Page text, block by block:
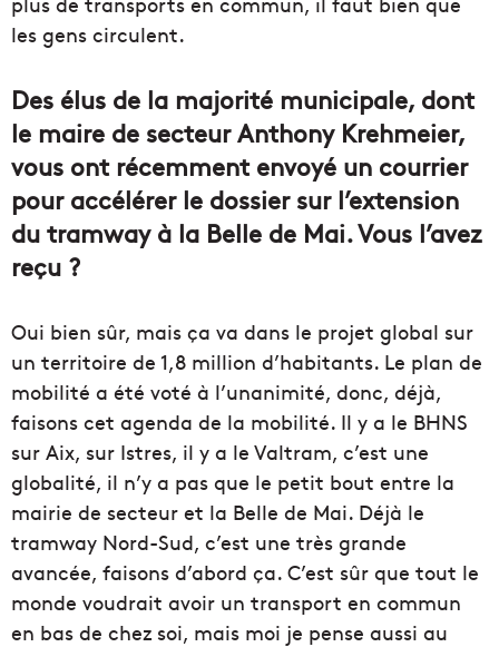
les gens circulent.
Des élus de la majorité municipale, dont
le maire de secteur Anthony Krehmeier,
vous ont récemment envoyé un courrier
pour accélérer le dossier sur l’extension
du tramway à la Belle de Mai. Vous l’avez
reçu ?
Oui bien sûr, mais ça va dans le projet global sur
un territoire de 1,8 million d’habitants. Le plan de
mobilité a été voté à l’unanimité, donc, déjà,
faisons cet agenda de la mobilité. Il y a le BHNS
sur Aix, sur Istres, il y a le Valtram, c’est une
globalité, il n’y a pas que le petit bout entre la
mairie de secteur et la Belle de Mai. Déjà le
tramway Nord-Sud, c’est une très grande
avancée, faisons d’abord ça. C’est sûr que tout le
monde voudrait avoir un transport en commun
en bas de chez soi, mais moi je pense aussi au